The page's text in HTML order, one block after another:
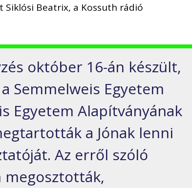
Beatrix, a Kossuth rádió
október 16-án készült,
Semmelweis Egyetem
Egyetem Alapítványának
a Jónak lenni
Az erről szóló
megosztották,